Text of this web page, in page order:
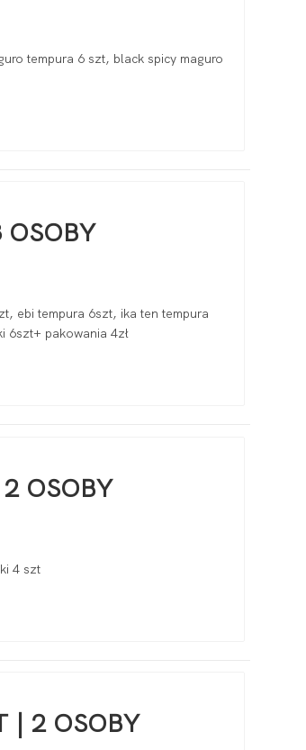
tempura 6 szt, black spicy maguro
ebi tempura 6szt, ika ten tempura
6szt+ pakowania 4zł
OSOBY
4 szt
| 2 OSOBY